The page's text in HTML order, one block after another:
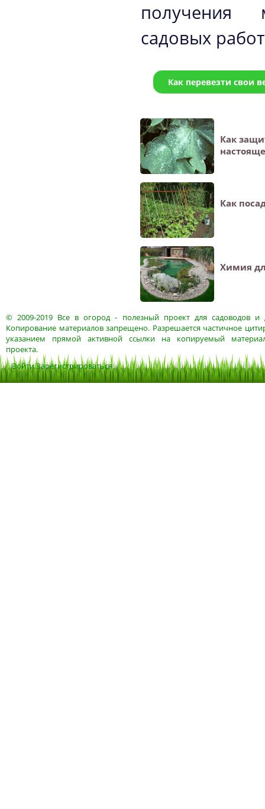
получения
садовых
Как перевезти свои
Как
Как
Химия
© 2009-2019 Все в огород- полезный проект для садоводов и
Копирование материалов запрещено. Разрешается частичное
указанием прямой активной ссылки на копируемый
проекта.
ВойтиЗарегистрироваться